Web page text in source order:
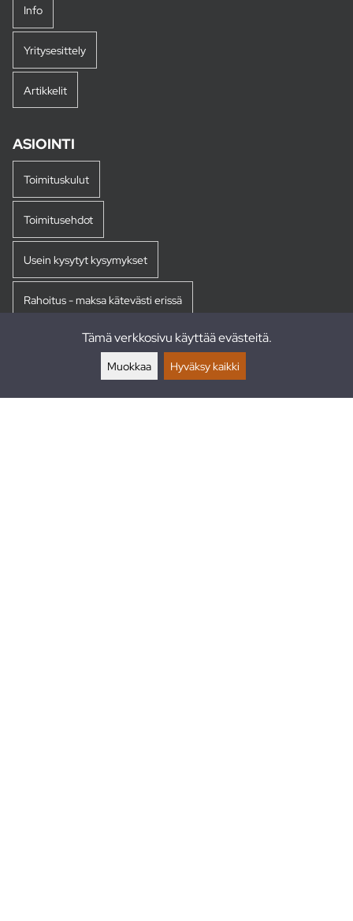
Info
Yritysesittely
Artikkelit
ASIOINTI
Toimituskulut
Toimitusehdot
Usein kysytyt kysymykset
Rahoitus - maksa kätevästi erissä
Tämä verkkosivu käyttää evästeitä.
Muokkaa Hyväksy kaikki